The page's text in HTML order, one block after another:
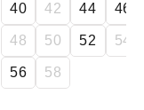
40 42 44 46
48 50 52 54
56 58